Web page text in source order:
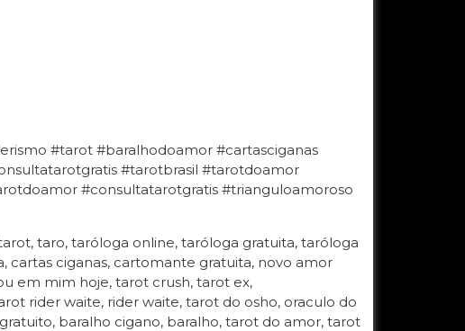
#tarot #baralhodoamor #cartasciganas
#tarotbrasil #tarotdoamor
#consultatarotgratis #trianguloamoroso
taro, taróloga online, taróloga gratuita, taróloga
cartas ciganas, cartomante gratuita, novo amor
em mim hoje, tarot crush, tarot ex,
rider waite, rider waite, tarot do osho, oraculo do
baralho cigano, baralho, tarot do amor, tarot